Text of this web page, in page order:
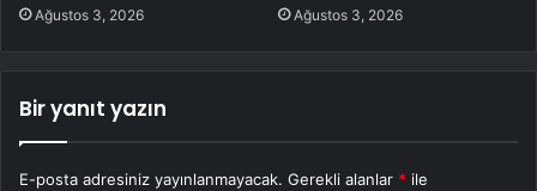
Ağustos 3, 2026 Ağustos 3, 2026
Bir yanıt yazın
E-posta adresiniz yayınlanmayacak. Gerekli alanlar * ile